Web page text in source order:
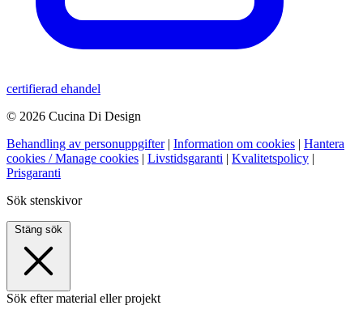
certifierad ehandel
© 2026 Cucina Di Design
Behandling av personuppgifter | Information om cookies | Hantera
cookies / Manage cookies | Livstidsgaranti | Kvalitetspolicy |
Prisgaranti
Sök stenskivor
Stäng sök
Sök efter material eller projekt